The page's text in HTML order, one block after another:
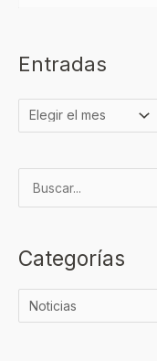
Entradas
c
a
r
Categorías